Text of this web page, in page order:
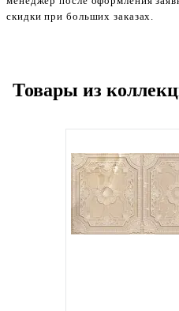
скидки при больших заказах.
Товары из